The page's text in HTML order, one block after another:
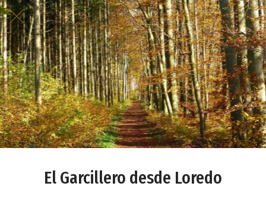
El Garcillero desde Loredo